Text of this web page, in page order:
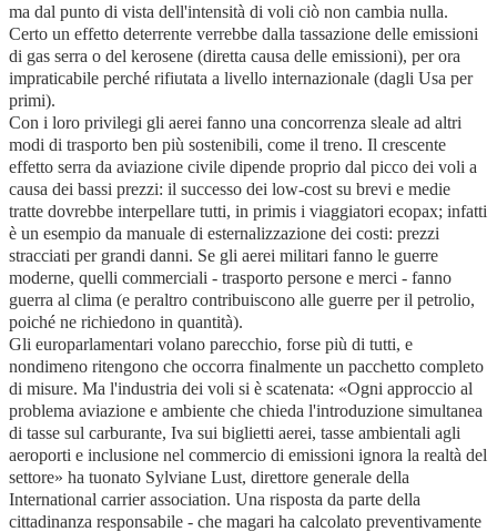
ma dal punto di vista dell'intensità di voli ciò non cambia nulla.
Certo un effetto deterrente verrebbe dalla tassazione delle emissioni
di gas serra o del kerosene (diretta causa delle emissioni), per ora
impraticabile perché rifiutata a livello internazionale (dagli Usa per
primi).
Con i loro privilegi gli aerei fanno una concorrenza sleale ad altri
modi di trasporto ben più sostenibili, come il treno. Il crescente
effetto serra da aviazione civile dipende proprio dal picco dei voli a
causa dei bassi prezzi: il successo dei low-cost su brevi e medie
tratte dovrebbe interpellare tutti, in primis i viaggiatori ecopax; infatti
è un esempio da manuale di esternalizzazione dei costi: prezzi
stracciati per grandi danni. Se gli aerei militari fanno le guerre
moderne, quelli commerciali - trasporto persone e merci - fanno
guerra al clima (e peraltro contribuiscono alle guerre per il petrolio,
poiché ne richiedono in quantità).
Gli europarlamentari volano parecchio, forse più di tutti, e
nondimeno ritengono che occorra finalmente un pacchetto completo
di misure. Ma l'industria dei voli si è scatenata: «Ogni approccio al
problema aviazione e ambiente che chieda l'introduzione simultanea
di tasse sul carburante, Iva sui biglietti aerei, tasse ambientali agli
aeroporti e inclusione nel commercio di emissioni ignora la realtà del
settore» ha tuonato Sylviane Lust, direttore generale della
International carrier association. Una risposta da parte della
cittadinanza responsabile - che magari ha calcolato preventivamente